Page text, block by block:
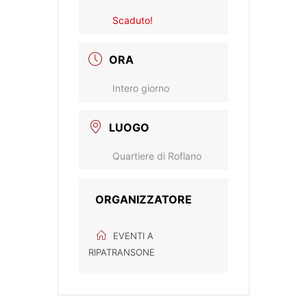
Scaduto!
ORA
Intero giorno
LUOGO
Quartiere di Roflano
ORGANIZZATORE
EVENTI A
RIPATRANSONE